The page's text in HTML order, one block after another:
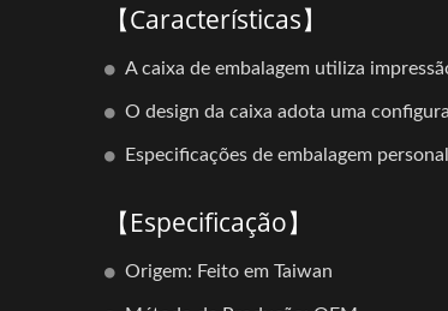
【Características】
A caixa de embalagem utiliza
O design da caixa adota uma
Especificações de embalagem
【Especificação】
Origem: Feito em Taiwan